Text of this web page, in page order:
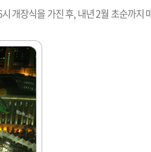
개장식을 가진 후, 내년 2월 초순까